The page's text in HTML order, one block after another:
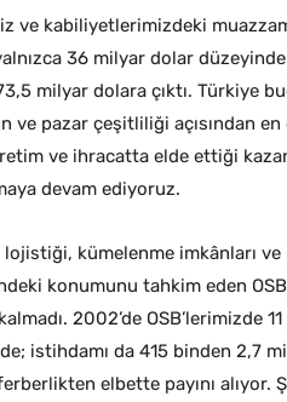
ve kabiliyetlerimizdeki
36 milyar dolar düzeyinde
milyar dolara çıktı. Türkiye
ve pazar çeşitliliği açısından en
ve ihracatta elde ettiği
devam ediyoruz.
lojistiği, kümelenme imkânları
konumunu tahkim eden
2002’de OSB’lerimizde
istihdamı da 415 binden 2,7
elbette payını